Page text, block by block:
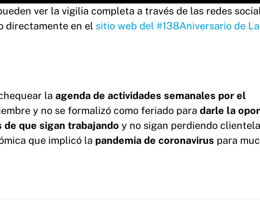
ver la vigilia completa a través de las redes
directamente en el sitio web del #138Aniversario de
la agenda de actividades semanales por el
y no se formalizó como feriado para darle la
que sigan trabajando y no sigan perdiendo
que implicó la pandemia de coronavirus para